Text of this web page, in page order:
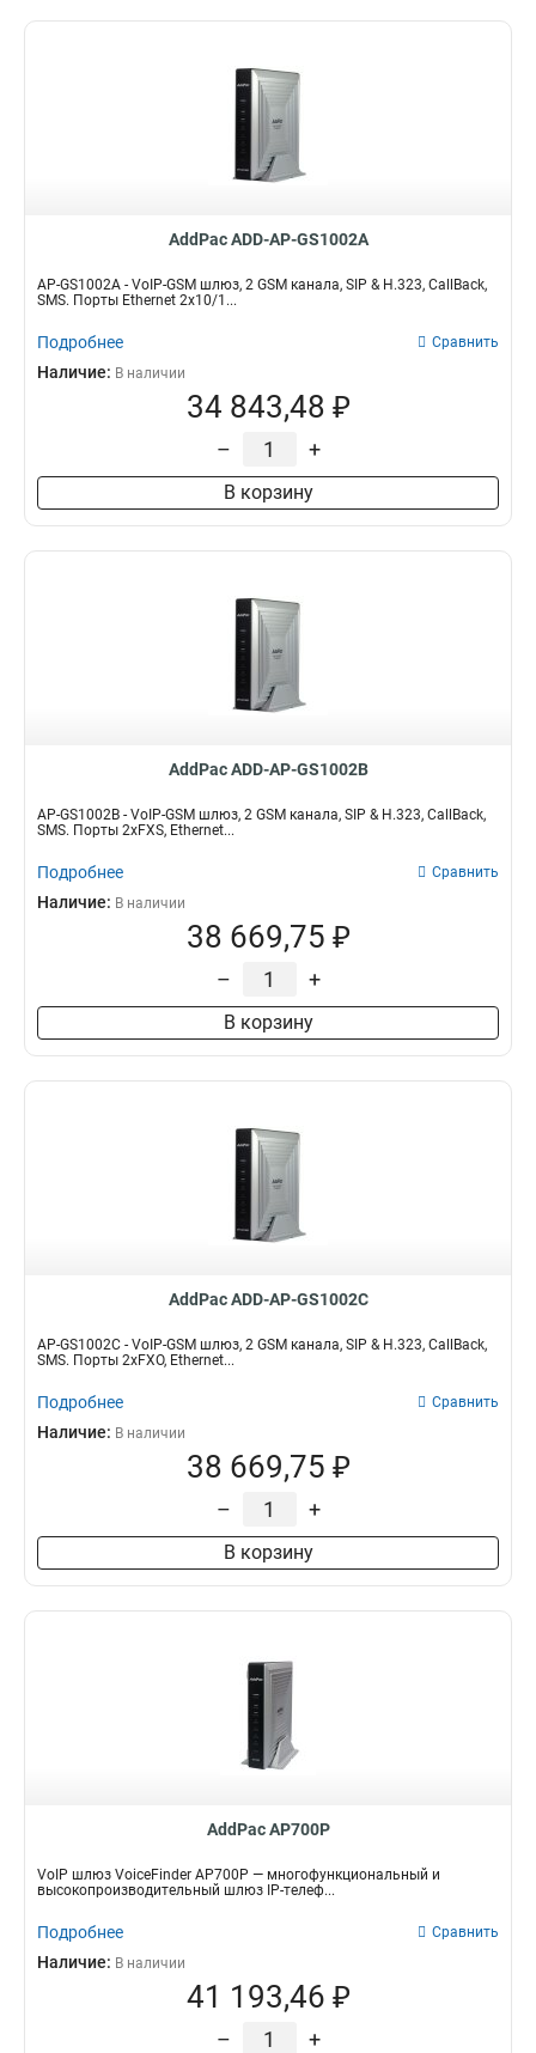
AddPac ADD-AP-GS1002A
AP-GS1002A - VoIP-GSM шлюз, 2 GSM канала, SIP & H.323, CallBack,
SMS. Порты Ethernet 2x10/1...
Подробнее Сравнить
Наличие: В наличии
34 843,48 ₽
– +
В корзину
AddPac ADD-AP-GS1002B
AP-GS1002B - VoIP-GSM шлюз, 2 GSM канала, SIP & H.323, CallBack,
SMS. Порты 2хFXS, Ethernet...
Подробнее Сравнить
Наличие: В наличии
38 669,75 ₽
– +
В корзину
AddPac ADD-AP-GS1002C
AP-GS1002C - VoIP-GSM шлюз, 2 GSM канала, SIP & H.323, CallBack,
SMS. Порты 2хFXO, Ethernet...
Подробнее Сравнить
Наличие: В наличии
38 669,75 ₽
– +
В корзину
AddPac AP700P
VoIP шлюз VoiceFinder AP700P — многофункциональный и
высокопроизводительный шлюз IP-телеф...
Подробнее Сравнить
Наличие: В наличии
41 193,46 ₽
– +